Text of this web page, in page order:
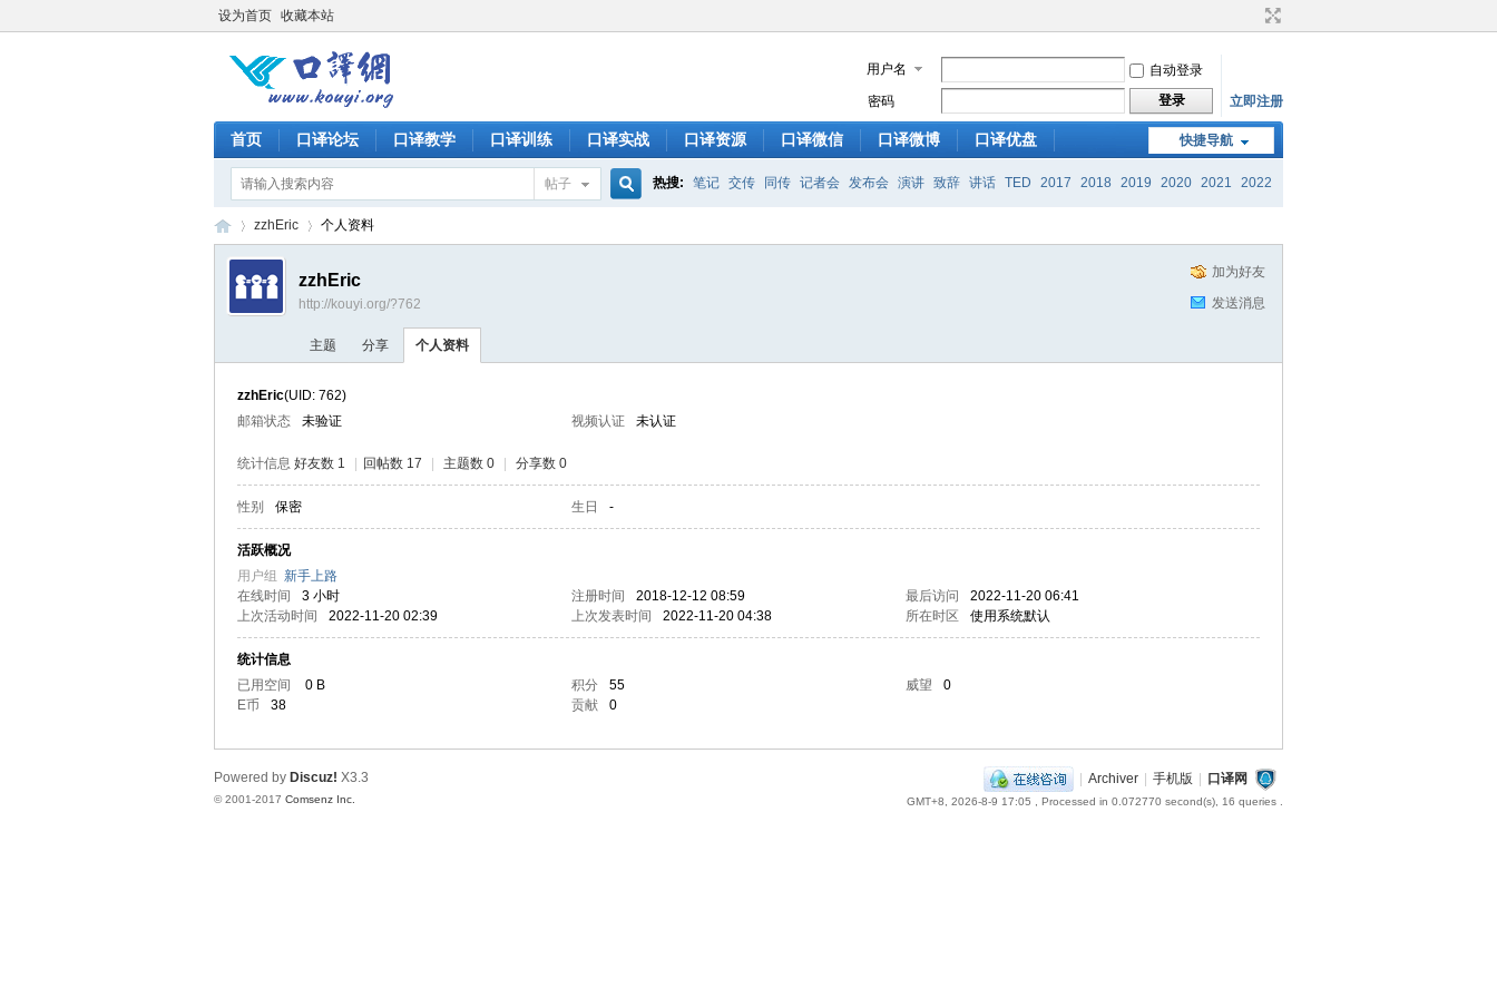
设为首页 收藏本站
用户名
自动登录
密码
登录 立即注册
快捷导航
首页 口译论坛 口译教学 口译训练 口译实战 口译资源 口译微信 口译微博 口译优盘
帖子 热搜: 笔记 交传 同传 记者会 发布会 演讲 致辞 讲话 TED 2017 2018 2019 2020 2021 2022
›
zzhEric 个人资料
加为好友
发送消息
zzhEric
http://kouyi.org/?762
主题 分享 个人资料
zzhEric(UID: 762)
邮箱状态
未验证 视频认证 未认证
统计信息 好友数 1 回帖数 17 主题数 0 分享数 0
性别 保密 生日 -
活跃概况
用户组 新手上路
在线时间
3 小时 注册时间 2018-12-12 08:59 最后访问
2022-11-20 06:41
上次活动时间
2022-11-20 02:39 上次发表时间 2022-11-20 04:38 所在时区 使用系统默认
统计信息
已用空间
0 B 积分 55 威望
0
E币
38 贡献 0
| Archiver | 手机版 | 口译网
GMT+8, 2026-8-9 17:05 , Processed in 0.072770 second(s), 16 queries .
Powered by Discuz! X3.3
© 2001-2017 Comsenz Inc.